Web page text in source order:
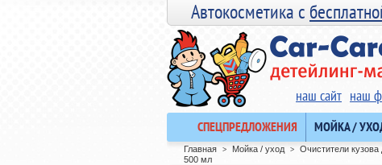
Автокосметика с
наш сайт наш
СПЕЦПРЕДЛОЖЕНИЯ МОЙКА /
Главная > Мойка / уход > Очистители кузова
500 мл